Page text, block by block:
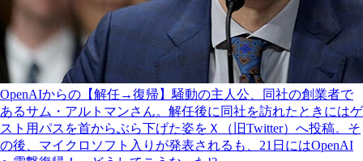
OpenAIからの【解任→復帰】騒動の主人公、同社の創業者で
あるサム・アルトマンさん。解任後に同社を訪れたときにはゲ
スト用パスを首からぶら下げた姿をＸ（旧Twitter）へ投稿。そ
の後、マイクロソフト入りが発表されるも、21日にはOpenAI